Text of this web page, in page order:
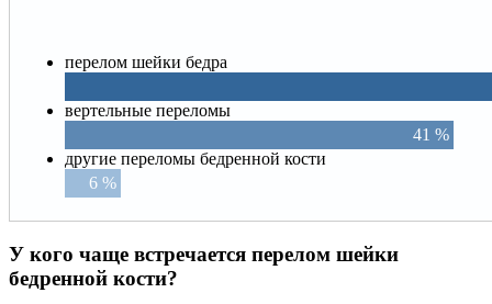
перелом шейки бедра
вертельные переломы
41 %
другие переломы бедренной кости
6 %
У кого чаще встречается перелом шейки
бедренной кости?